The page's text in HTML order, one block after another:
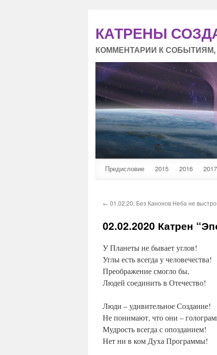
КАТРЕНЫ
КОММЕНТАРИИ К
Предисловие 2015 2016 2017
← 01.02.20. Без Канонов Неба не
02.02.2020 Катрен
У Планеты не бывает углов!
Углы есть всегда у человечества!
Преображение смогло бы,
Людей соединить в Отечество!
Люди – удивительное Создание!
Не понимают, что они –
Мудрость всегда с опозданием!
Нет ни в ком Духа Программы!